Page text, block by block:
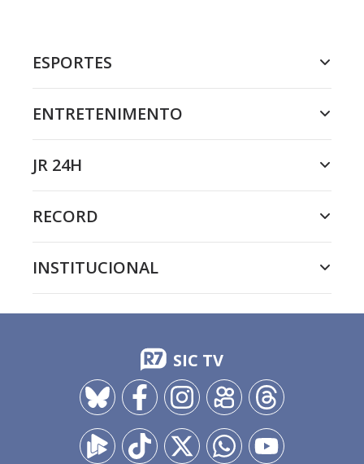
ESPORTES
ENTRETENIMENTO
JR 24H
RECORD
INSTITUCIONAL
SIC TV